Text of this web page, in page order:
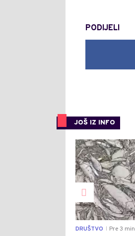
PODIJELI
JOŠ IZ INFO
DRUŠTVO Pre 3 min